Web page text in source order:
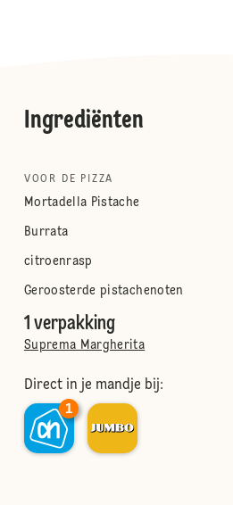
Ingrediënten
VOOR DE PIZZA
Mortadella Pistache
Burrata
citroenrasp
Geroosterde pistachenoten
1 verpakking
Suprema Margherita
Direct in je mandje bij:
1